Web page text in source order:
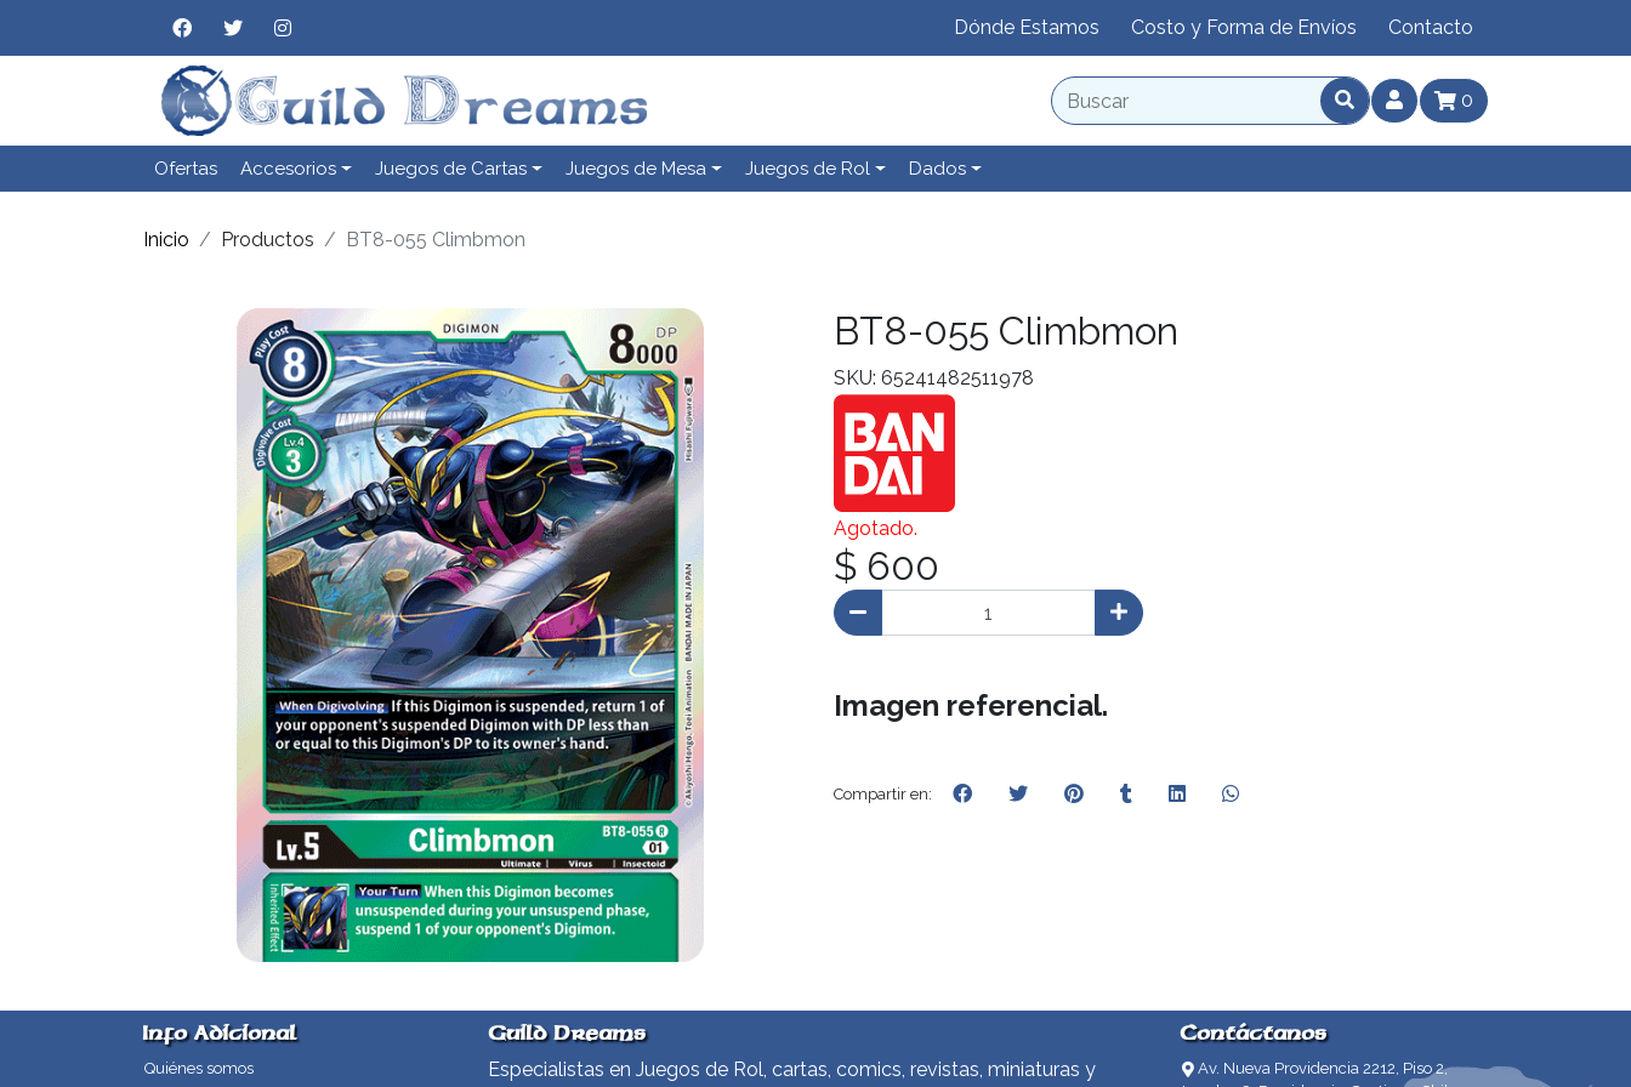
Dónde Estamos Costo y Forma de Envíos Contacto
0
Ofertas Accesorios Juegos de Cartas Juegos de Mesa Juegos de Rol Dados
Inicio Productos BT8-055 Climbmon
BT8-055 Climbmon
SKU: 65241482511978
Agotado.
$ 600
Imagen referencial.
Compartir en:
Info Adicional
Quiénes somos
Guild Dreams
Especialistas en Juegos de Rol, cartas, comics, revistas, miniaturas y
Contáctanos
Av. Nueva Providencia 2212, Piso 2,